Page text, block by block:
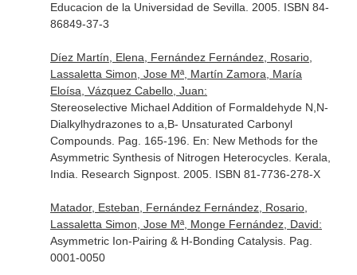
Educacion de la Universidad de Sevilla. 2005. ISBN 84-
86849-37-3
Díez Martín, Elena, Fernández Fernández, Rosario,
Lassaletta Simon, Jose Mª, Martín Zamora, María
Eloísa, Vázquez Cabello, Juan:
Stereoselective Michael Addition of Formaldehyde N,N-
Dialkylhydrazones to a,B- Unsaturated Carbonyl
Compounds. Pag. 165-196. En: New Methods for the
Asymmetric Synthesis of Nitrogen Heterocycles. Kerala,
India. Research Signpost. 2005. ISBN 81-7736-278-X
Matador, Esteban, Fernández Fernández, Rosario,
Lassaletta Simon, Jose Mª, Monge Fernández, David:
Asymmetric Ion-Pairing & H-Bonding Catalysis. Pag.
0001-0050